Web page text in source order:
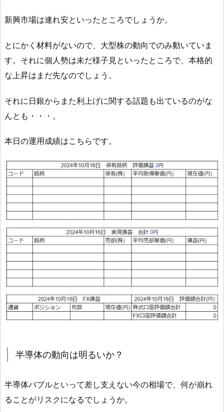
新興市場は連れ安といったところでしょうか。
とにかく材料がないので、大型株の動向でのみ動いていま
す。それに個人勢は未だ様子見といったところで、本格的
な上昇はまだ先なのでしょう。
それに日銀からまた利上げに関する話題も出ているのがな
んとも・・・。
本日の運用成績はこちらです。
半導体の動向は明るいか？
半導体バブルといって差し支えない今の相場で、何が崩れ
ることがリスクになるでしょうか。